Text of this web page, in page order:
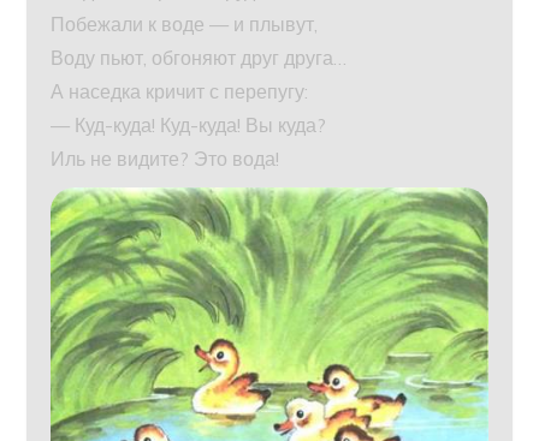
Побежали к воде — и плывут,
Воду пьют, обгоняют друг друга…
А наседка кричит с перепугу:
— Куд-куда! Куд-куда! Вы куда?
Иль не видите? Это вода!